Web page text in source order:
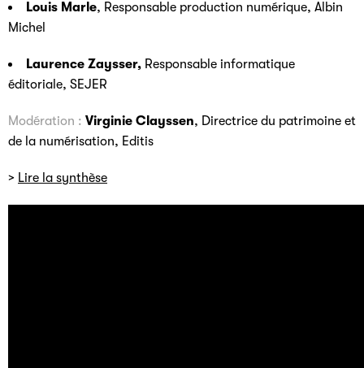
Louis Marle, Responsable production numérique, Albin
Michel
Laurence Zaysser, Responsable informatique
éditoriale, SEJER
Modération : Virginie Clayssen, Directrice du patrimoine et
de la numérisation, Editis
> Lire la synthèse